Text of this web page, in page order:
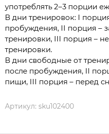
употреблять 2–3 порции
В дни тренировок: I
пробуждения, II порция –
тренировки, III порция –
тренировки.
В дни свободные от
после пробуждения, II
пищи, III порция – перед
Артикул: sku102400